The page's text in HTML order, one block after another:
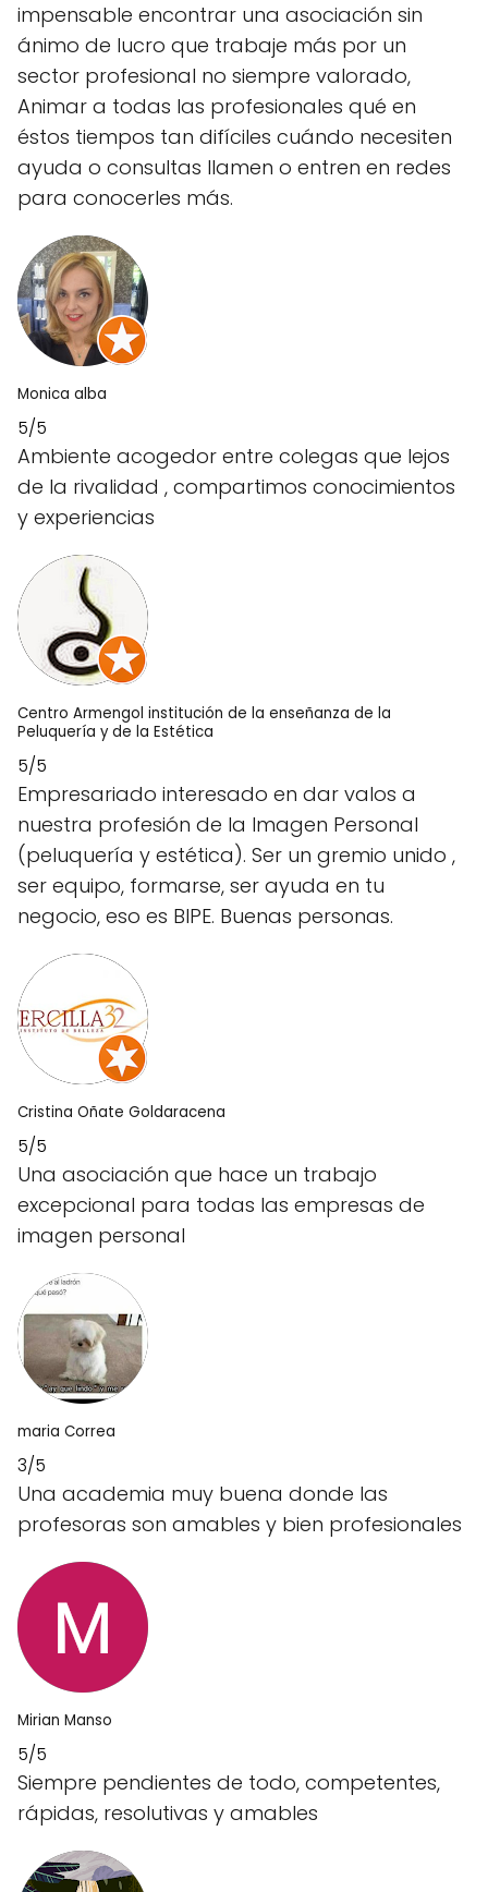
impensable encontrar una asociación sin
ánimo de lucro que trabaje más por un
sector profesional no siempre valorado,
Animar a todas las profesionales qué en
éstos tiempos tan difíciles cuándo necesiten
ayuda o consultas llamen o entren en redes
para conocerles más.
Monica alba
5/5
Ambiente acogedor entre colegas que lejos
de la rivalidad , compartimos conocimientos
y experiencias
Centro Armengol institución de la enseñanza de la
Peluquería y de la Estética
5/5
Empresariado interesado en dar valos a
nuestra profesión de la Imagen Personal
(peluquería y estética). Ser un gremio unido ,
ser equipo, formarse, ser ayuda en tu
negocio, eso es BIPE. Buenas personas.
Cristina Oñate Goldaracena
5/5
Una asociación que hace un trabajo
excepcional para todas las empresas de
imagen personal
maria Correa
3/5
Una academia muy buena donde las
profesoras son amables y bien profesionales
Mirian Manso
5/5
Siempre pendientes de todo, competentes,
rápidas, resolutivas y amables